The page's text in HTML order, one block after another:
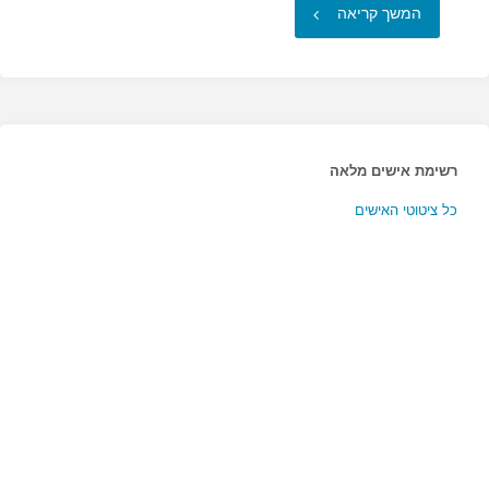
המשך קריאה "הצעד
רשימת אישים מלאה
כל ציטוטי האישים